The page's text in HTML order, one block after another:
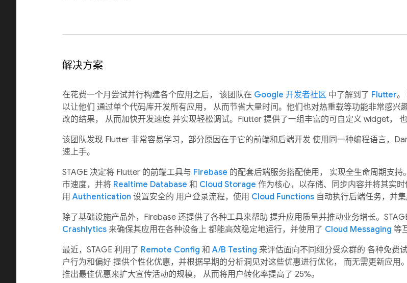
解决方案
在花费一个月尝试并行构建各个应用之后， 该团队在 Google 开发者社区 中了解到了 Flutter。
以让他们 通过单个代码库开发所有应用， 从而节省大量时间。他们也对热重载等功能非常感兴
改的结果， 从而加快开发速度 并实现轻松调试。Flutter 提供了一组丰富的可自定义 widget，
该团队发现 Flutter 非常容易学习，部分原因在于它的前端和后端开发 使用同一种编程语言，
速上手。
STAGE 决定将 Flutter 的前端工具与 Firebase 的配套后端服务搭配使用， 实现全生命周期支
市速度，并将 Realtime Database 和 Cloud Storage 作为核心，以存储、同步内容并将其实
用 Authentication 设置安全的 用户登录流程，使用 Cloud Functions 自动执行后端任务，并
除了基础设施产品外，Firebase 还提供了各种工具来帮助 提升应用质量并推动业务增长。
Crashlytics 来确保其应用在各种设备上 都能高效稳定地运行，并使用了 Cloud Messaging 等
最近，STAGE 利用了 Remote Config 和 A/B Testing 来评估面向不同细分受众群的 各种免费
户行为和偏好 提供个性化优惠，并根据早期的分析洞见对这些优惠进行优化， 而无需更新应
推出最佳优惠来扩大宣传活动的规模， 从而将用户转化率提高了 25%。